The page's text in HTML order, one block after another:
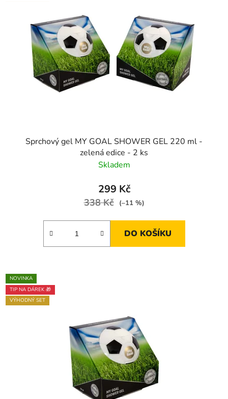
Sprchový gel MY GOAL SHOWER GEL 220 ml -
zelená edice - 2 ks
Skladem
299 Kč
338 Kč (–11 %)
DO KOŠÍKU
NOVINKA
TIP NA DÁREK 🎁
VÝHODNÝ SET